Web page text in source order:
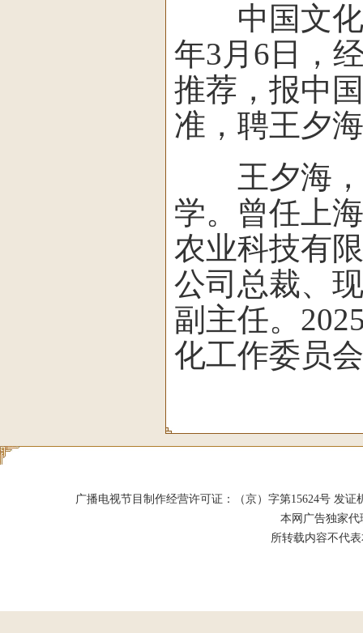
中国文化
年3月6日，
推荐，报中
准，聘王夕
王夕海，
学。曾任上
农业科技有
公司总裁、
副主任。
化工作委员
广播电视节目制作经营许可证：（京）字第15624号 发证
本网广告独家
所转载内容不代